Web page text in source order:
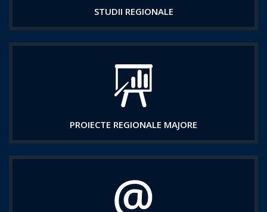
STUDII REGIONALE
PROIECTE REGIONALE MAJORE